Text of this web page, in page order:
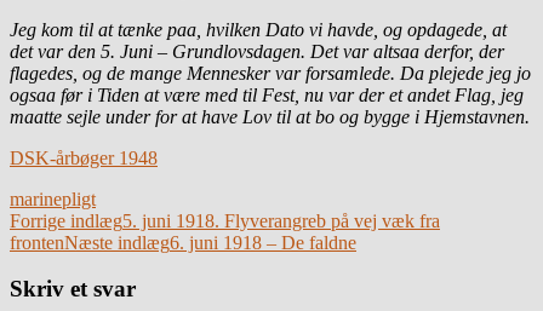
Jeg kom til at tænke paa, hvilken Dato vi havde, og opdagede, at
det var den 5. Juni – Grundlovsdagen. Det var altsaa derfor, der
flagedes, og de mange Mennesker var forsamlede. Da plejede jeg jo
ogsaa før i Tiden at være med til Fest, nu var der et andet Flag, jeg
maatte sejle under for at have Lov til at bo og bygge i Hjemstavnen.
DSK-årbøger 1948
marinepligt
Indlægsnavigation
Forrige indlæg5. juni 1918. Flyverangreb på vej væk fra
frontenNæste indlæg6. juni 1918 – De faldne
Skriv et svar